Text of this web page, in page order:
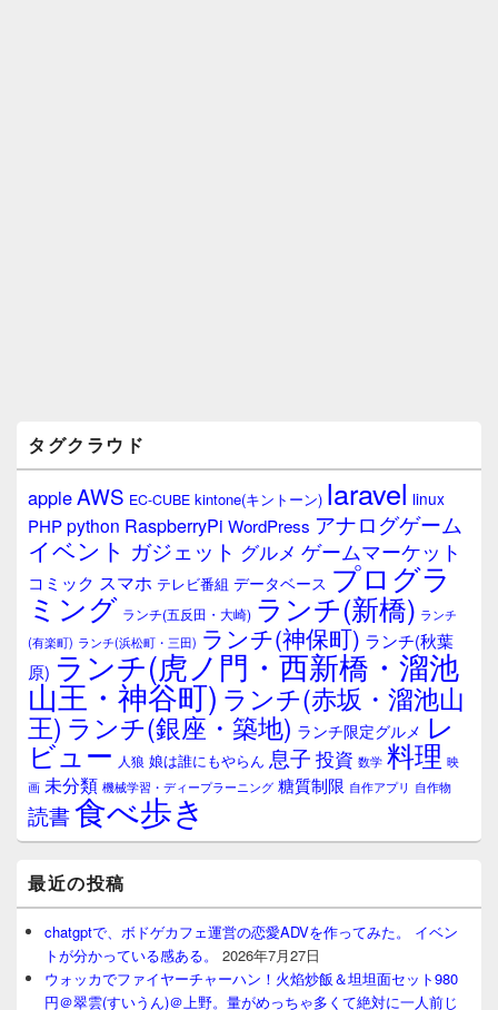
タグクラウド
appleAWS EC-CUBE kintone(キントーン) laravel linux
PHPpython RaspberryPi WordPress アナログゲーム
イベント ガジェット グルメ ゲームマーケット
コミック スマホ テレビ番組 データベース プログラ
ミング ランチ(五反田・大崎) ランチ(新橋) ランチ
(有楽町) ランチ(浜松町・三田) ランチ(神保町) ランチ(秋葉
原) ランチ(虎ノ門・西新橋・溜池
山王・神谷町) ランチ(赤坂・溜池山
王) ランチ(銀座・築地) ランチ限定グルメ レ
ビュー 人狼 娘は誰にもやらん 息子 投資 数学 料理 映
画 未分類 機械学習・ディープラーニング 糖質制限 自作アプリ 自作物
読書食べ歩き
最近の投稿
chatgptで、ボドゲカフェ運営の恋愛ADVを作ってみた。 イベン
トが分かっている感ある。
2026年7月27日
ウォッカでファイヤーチャーハン！火焰炒飯＆坦坦面セット980
円＠翠雲(すいうん)＠上野。量がめっちゃ多くて絶対に一人前じ